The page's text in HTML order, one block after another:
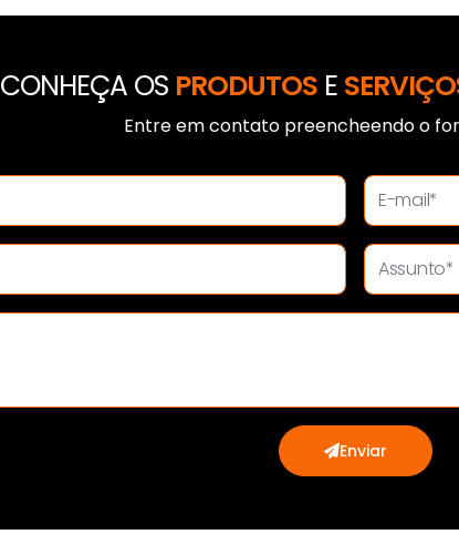
CONHEÇA OS PRODUTOS E
Entre em contato preencheendo o
Enviar